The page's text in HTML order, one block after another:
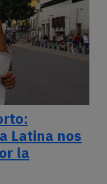
Latina nos
la